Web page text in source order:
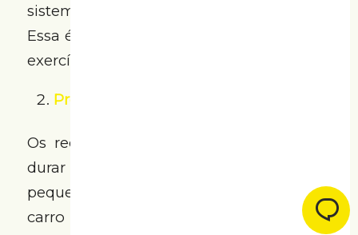
sistemas cardiovascular e respiratório.
Essa é uma ótima maneira de incorporar
exercícios físicos à sua rotina.
Preserva o meio ambiente
Os recursos do nosso planeta não vão
durar para sempre, por isso cada
pequena ação é importante. Trocar o
carro ou ônibus pela bike significa